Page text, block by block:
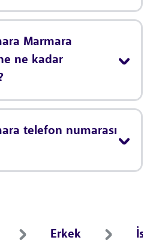
Marmara
ne kadar
telefon numarası
Erkek